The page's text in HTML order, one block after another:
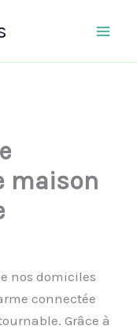
maison
nos domiciles
connectée
Grâce à